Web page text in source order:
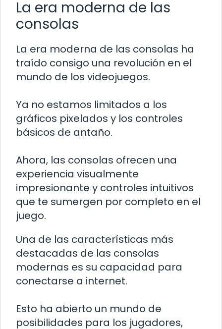
La era moderna de las
consolas
La era moderna de las consolas ha
traído consigo una revolución en el
mundo de los videojuegos.
Ya no estamos limitados a los
gráficos pixelados y los controles
básicos de antaño.
Ahora, las consolas ofrecen una
experiencia visualmente
impresionante y controles intuitivos
que te sumergen por completo en el
juego.
Una de las características más
destacadas de las consolas
modernas es su capacidad para
conectarse a internet.
Esto ha abierto un mundo de
posibilidades para los jugadores,